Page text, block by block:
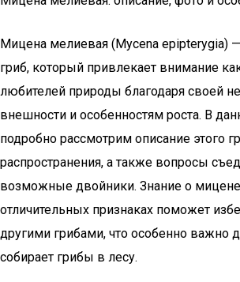
Мицена мелиевая (Mycena epipterygia)
гриб, который привлекает внимание
любителей природы благодаря своей
внешности и особенностям роста. В
подробно рассмотрим описание этого
распространения, а также вопросы
возможные двойники. Знание о
отличительных признаках поможет
другими грибами, что особенно важно
собирает грибы в лесу.